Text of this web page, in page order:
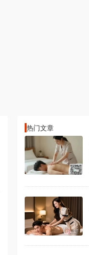
热门文章